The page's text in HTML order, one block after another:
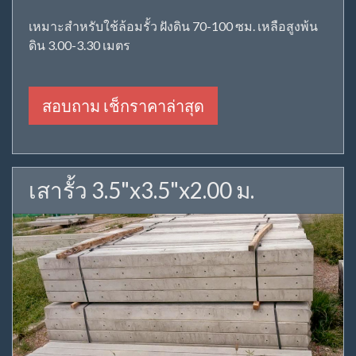
เหมาะสำหรับใช้ล้อมรั้ว ฝังดิน 70-100 ซม. เหลือสูงพ้น
ดิน 3.00-3.30 เมตร
สอบถาม เช็กราคาล่าสุด
เสารั้ว 3.5"x3.5"x2.00 ม.